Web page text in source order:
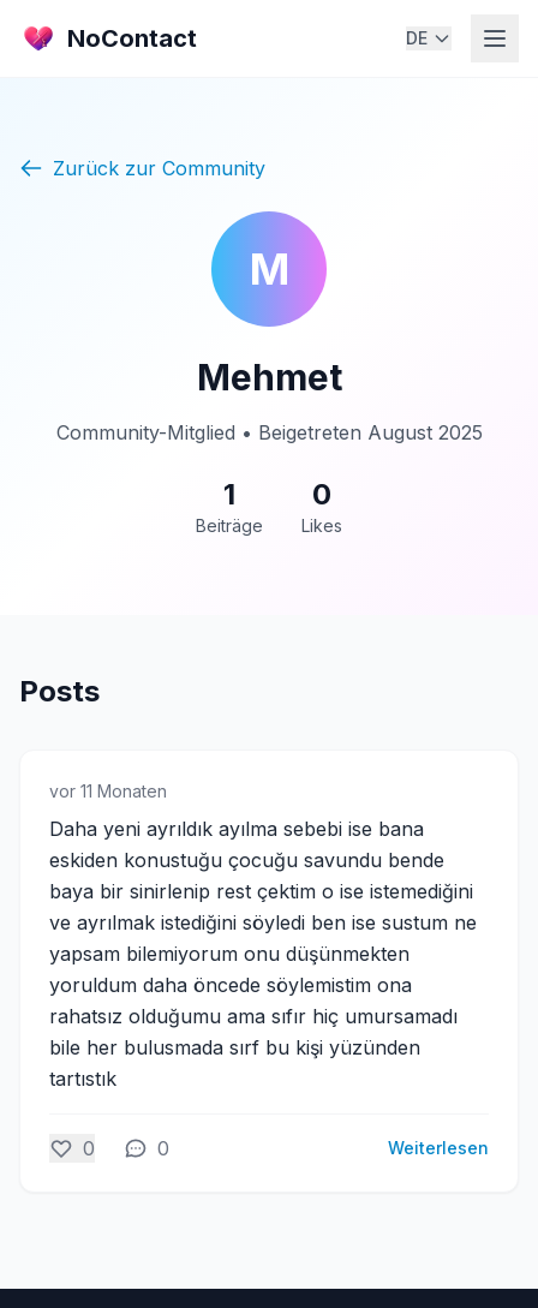
NoContact DE
Zurück zur Community
M
Mehmet
Community-Mitglied • Beigetreten August 2025
1
Beiträge
0
Likes
Posts
vor 11 Monaten
Daha yeni ayrıldık ayılma sebebi ise bana
eskiden konustuğu çocuğu savundu bende
baya bir sinirlenip rest çektim o ise istemediğini
ve ayrılmak istediğini söyledi ben ise sustum ne
yapsam bilemiyorum onu düşünmekten
yoruldum daha öncede söylemistim ona
rahatsız olduğumu ama sıfır hiç umursamadı
bile her bulusmada sırf bu kişi yüzünden
tartıstık
0 0 Weiterlesen